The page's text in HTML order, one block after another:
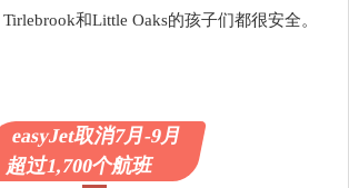
和Little Oaks的孩子们都很安全。
easyJet取消7月-9月
超过1,700个航班